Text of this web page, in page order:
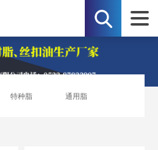
特种脂 通用脂